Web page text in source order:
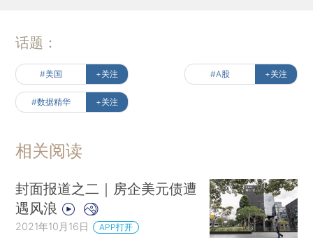
话题：
#美国 +关注 #A股 +关注
#数据精华 +关注
相关阅读
封面报道之二｜房企美元债遭
遇风浪
2021年10月16日 APP打开